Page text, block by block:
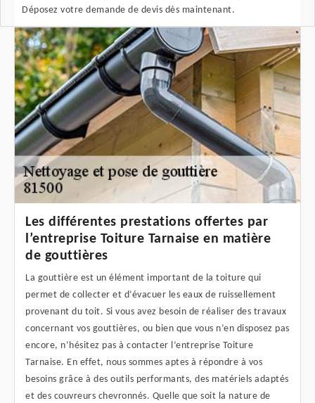
Déposez votre demande de devis dès maintenant.
Les différentes prestations offertes par
l’entreprise Toiture Tarnaise en matière
de gouttières
La gouttière est un élément important de la toiture qui
permet de collecter et d’évacuer les eaux de ruissellement
provenant du toit. Si vous avez besoin de réaliser des travaux
concernant vos gouttières, ou bien que vous n’en disposez pas
encore, n’hésitez pas à contacter l’entreprise Toiture
Tarnaise. En effet, nous sommes aptes à répondre à vos
besoins grâce à des outils performants, des matériels adaptés
et des couvreurs chevronnés. Quelle que soit la nature de